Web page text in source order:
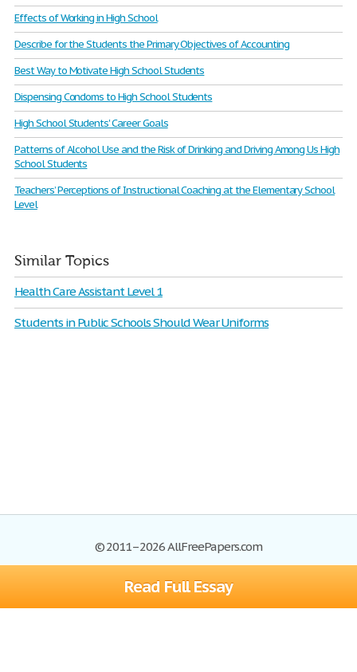
Read Full Essay
Effects of Working in High School
Describe for the Students the Primary Objectives of Accounting
Best Way to Motivate High School Students
Dispensing Condoms to High School Students
High School Students' Career Goals
Patterns of Alcohol Use and the Risk of Drinking and Driving Among Us High
School Students
Teachers’ Perceptions of Instructional Coaching at the Elementary School
Level
Similar Topics
Health Care Assistant Level 1
Students in Public Schools Should Wear Uniforms
© 2011–2026 AllFreePapers.com
Blog